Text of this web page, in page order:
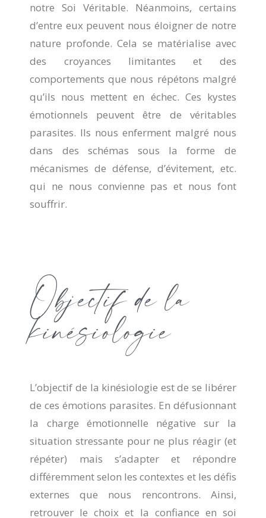
notre Soi Véritable. Néanmoins, certains
d’entre eux peuvent nous éloigner de notre
nature profonde. Cela se matérialise avec
des croyances limitantes et des
comportements que nous répétons malgré
qu’ils nous mettent en échec. Ces kystes
émotionnels peuvent être de véritables
parasites. Ils nous enferment malgré nous
dans des schémas sous la forme de
mécanismes de défense, d’évitement, etc.
qui ne nous convienne pas et nous font
souffrir.
Objectif de la
kinésiologie
L’objectif de la kinésiologie est de se libérer
de ces émotions parasites. En défusionnant
la charge émotionnelle négative sur la
situation stressante pour ne plus réagir (et
répéter) mais s’adapter et répondre
différemment selon les contextes et les défis
externes que nous rencontrons. Ainsi,
retrouver le choix et la confiance en soi